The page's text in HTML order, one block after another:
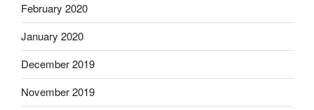
February 2020
January 2020
December 2019
November 2019